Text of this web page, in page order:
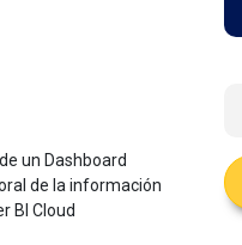
un Dashboard
de la información
BI Cloud